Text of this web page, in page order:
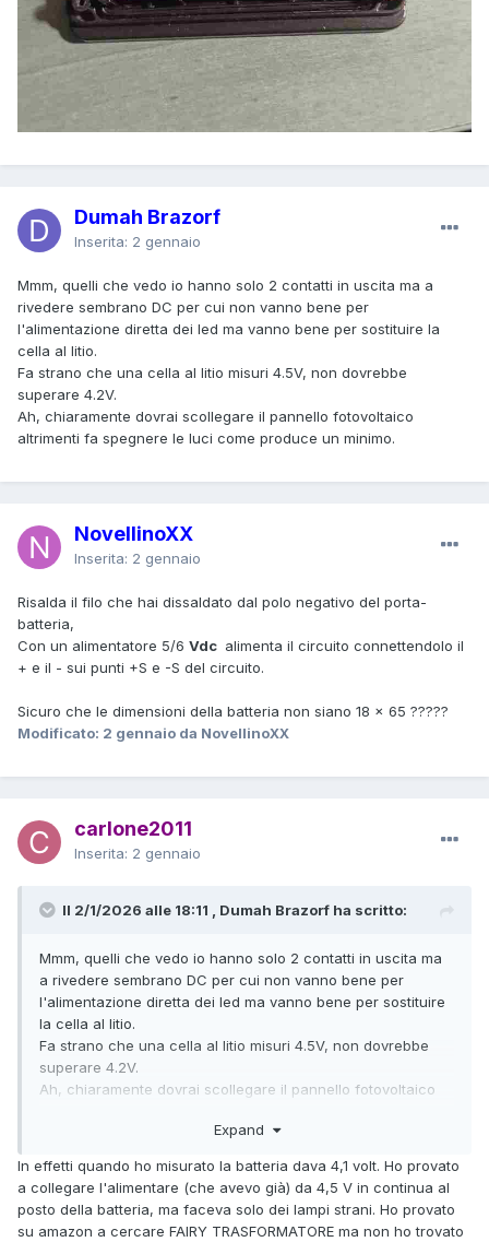
Dumah Brazorf
Inserita: 2 gennaio
Mmm, quelli che vedo io hanno solo 2 contatti in uscita ma a
rivedere sembrano DC per cui non vanno bene per
l'alimentazione diretta dei led ma vanno bene per sostituire la
cella al litio.
Fa strano che una cella al litio misuri 4.5V, non dovrebbe
superare 4.2V.
Ah, chiaramente dovrai scollegare il pannello fotovoltaico
altrimenti fa spegnere le luci come produce un minimo.
NovellinoXX
Inserita: 2 gennaio
Risalda il filo che hai dissaldato dal polo negativo del porta-
batteria,
Con un alimentatore 5/6 Vdc alimenta il circuito connettendolo il
+ e il - sui punti +S e -S del circuito.
Sicuro che le dimensioni della batteria non siano 18 x 65 ?????
Modificato: 2 gennaio da NovellinoXX
carlone2011
Inserita: 2 gennaio
Il 2/1/2026 alle 18:11 , Dumah Brazorf ha scritto:
Mmm, quelli che vedo io hanno solo 2 contatti in uscita ma
a rivedere sembrano DC per cui non vanno bene per
l'alimentazione diretta dei led ma vanno bene per sostituire
la cella al litio.
Fa strano che una cella al litio misuri 4.5V, non dovrebbe
superare 4.2V.
Ah, chiaramente dovrai scollegare il pannello fotovoltaico
Expand
In effetti quando ho misurato la batteria dava 4,1 volt. Ho provato
a collegare l'alimentare (che avevo già) da 4,5 V in continua al
posto della batteria, ma faceva solo dei lampi strani. Ho provato
su amazon a cercare FAIRY TRASFORMATORE ma non ho trovato